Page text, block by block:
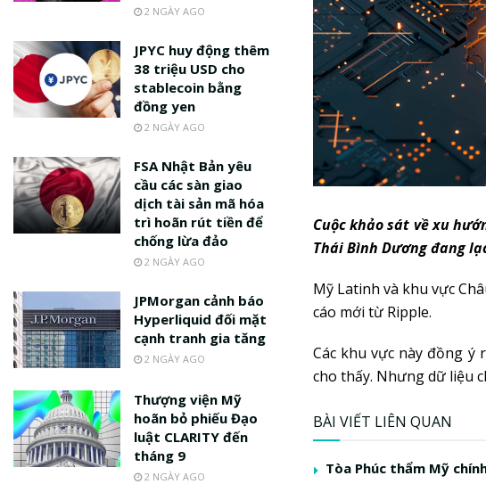
Cuộc khảo sát về xu
Thái Bình Dương đang
Mỹ Latinh và khu vực
cáo mới từ Ripple.
Các khu vực này đồng ý
cho thấy. Nhưng dữ liệu
BÀI VIẾT LIÊN QUAN
Tòa Phúc thẩm Mỹ
2 NGÀY AGO
JPYC huy động thêm
38 triệu USD cho
stablecoin bằng
đồng yen
2 NGÀY AGO
FSA Nhật Bản yêu
cầu các sàn giao
dịch tài sản mã hóa
trì hoãn rút tiền để
chống lừa đảo
2 NGÀY AGO
JPMorgan cảnh báo
Hyperliquid đối mặt
cạnh tranh gia tăng
2 NGÀY AGO
Thượng viện Mỹ
hoãn bỏ phiếu Đạo
luật CLARITY đến
tháng 9
2 NGÀY AGO